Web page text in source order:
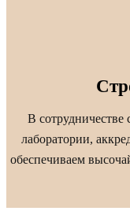
В сотрудничестве
лаборатории,
обеспечиваем